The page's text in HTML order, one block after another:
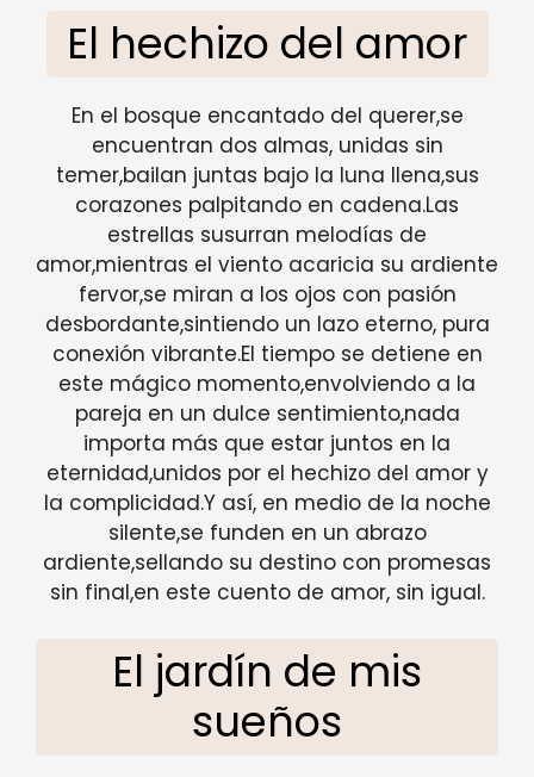
El hechizo del amor
En el bosque encantado del querer,se
encuentran dos almas, unidas sin
temer,bailan juntas bajo la luna llena,sus
corazones palpitando en cadena.Las
estrellas susurran melodías de
amor,mientras el viento acaricia su ardiente
fervor,se miran a los ojos con pasión
desbordante,sintiendo un lazo eterno, pura
conexión vibrante.El tiempo se detiene en
este mágico momento,envolviendo a la
pareja en un dulce sentimiento,nada
importa más que estar juntos en la
eternidad,unidos por el hechizo del amor y
la complicidad.Y así, en medio de la noche
silente,se funden en un abrazo
ardiente,sellando su destino con promesas
sin final,en este cuento de amor, sin igual.
El jardín de mis
sueños